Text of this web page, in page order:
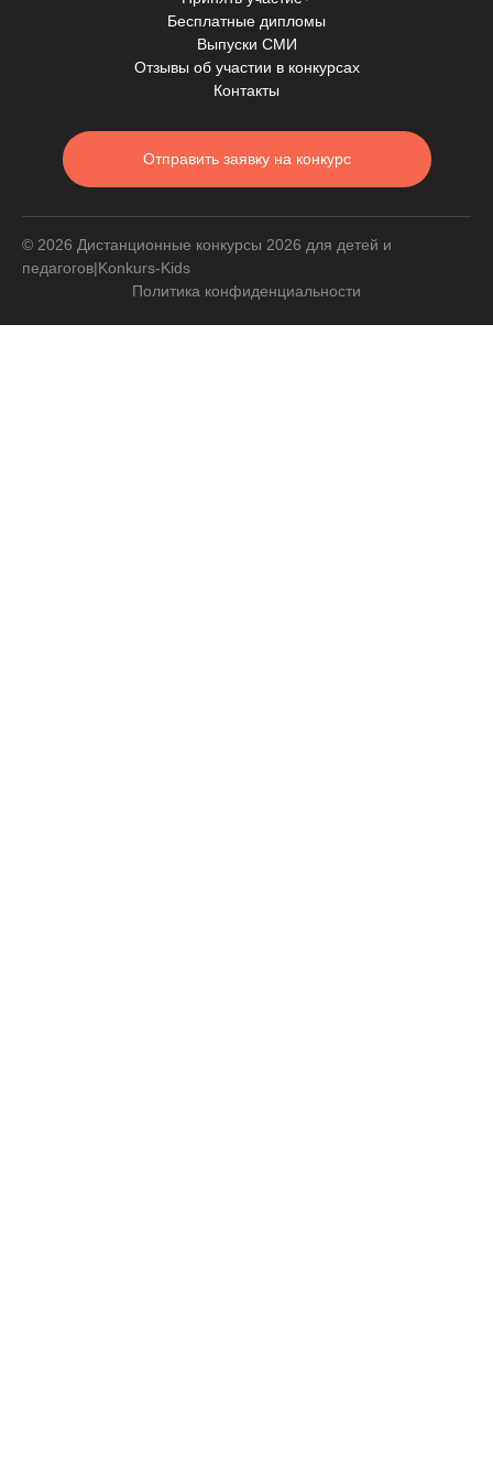
Бесплатные дипломы
Выпуски СМИ
Отзывы об участии в конкурсах
Контакты
Отправить заявку на конкурс
© 2026 Дистанционные конкурсы 2026 для детей и
педагогов|Konkurs-Kids
Политика конфиденциальности